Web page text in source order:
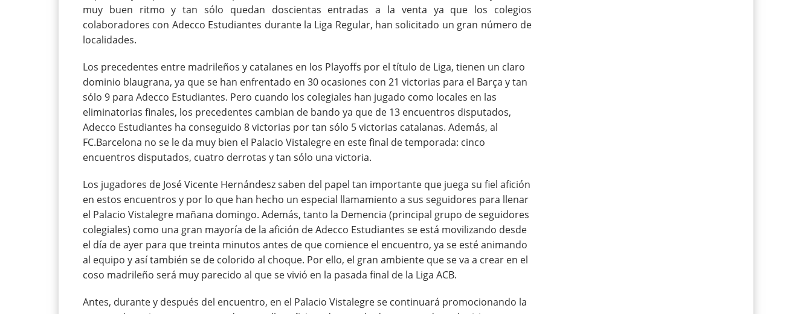
muy buen ritmo y tan sólo quedan doscientas entradas a la venta ya que los colegios
colaboradores con Adecco Estudiantes durante la Liga Regular, han solicitado un gran número de
localidades.
Los precedentes entre madrileños y catalanes en los Playoffs por el título de Liga, tienen un claro
dominio blaugrana, ya que se han enfrentado en 30 ocasiones con 21 victorias para el Barça y tan
sólo 9 para Adecco Estudiantes. Pero cuando los colegiales han jugado como locales en las
eliminatorias finales, los precedentes cambian de bando ya que de 13 encuentros disputados,
Adecco Estudiantes ha conseguido 8 victorias por tan sólo 5 victorias catalanas. Además, al
FC.Barcelona no se le da muy bien el Palacio Vistalegre en este final de temporada: cinco
encuentros disputados, cuatro derrotas y tan sólo una victoria.
Los jugadores de José Vicente Hernándesz saben del papel tan importante que juega su fiel afición
en estos encuentros y por lo que han hecho un especial llamamiento a sus seguidores para llenar
el Palacio Vistalegre mañana domingo. Además, tanto la Demencia (principal grupo de seguidores
colegiales) como una gran mayoría de la afición de Adecco Estudiantes se está movilizando desde
el día de ayer para que treinta minutos antes de que comience el encuentro, ya se esté animando
al equipo y así también se de colorido al choque. Por ello, el gran ambiente que se va a crear en el
coso madrileño será muy parecido al que se vivió en la pasada final de la Liga ACB.
Antes, durante y después del encuentro, en el Palacio Vistalegre se continuará promocionando la